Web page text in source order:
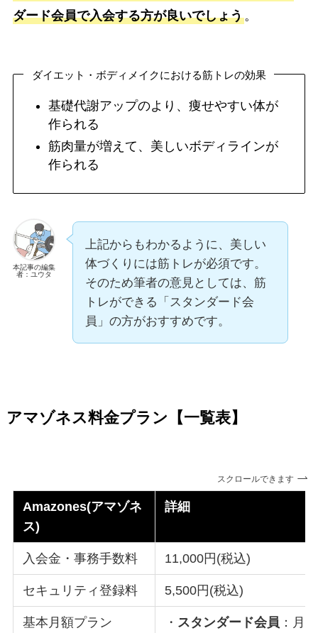
ダード会員で入会する方が良いでしょう。
ダイエット・ボディメイクにおける筋トレの効果
基礎代謝アップのより、痩せやすい体が
作られる
筋肉量が増えて、美しいボディラインが
作られる
本記事の編集
者：ユウタ
上記からもわかるように、美しい
体づくりには筋トレが必須です。
そのため筆者の意見としては、筋
トレができる「スタンダード会
員」の方がおすすめです。
アマゾネス料金プラン【一覧表】
スクロールできます
Amazones(アマゾネ
ス)
詳細
入会金・事務手数料 11,000円(税込)
セキュリティ登録料 5,500円(税込)
基本月額プラン ・ スタンダード会員 ：月